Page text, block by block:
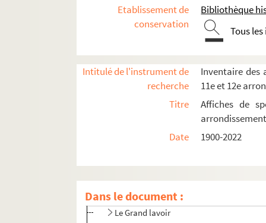
Etablissement de
conservation
Bibliothèque
Tous
Intitulé de l'instrument de
recherche
Inventaire des
11e et 12e
Titre
Affiches de
Date
1900-2022
Dans le document :
8e arrondissement
9e arrondissement
11e arrondissement
12e arrondissement
American Center
Bois de Vincennes. Lac Daumesnil
La Cartoucherie
L'Esquisse
Le Grand lavoir